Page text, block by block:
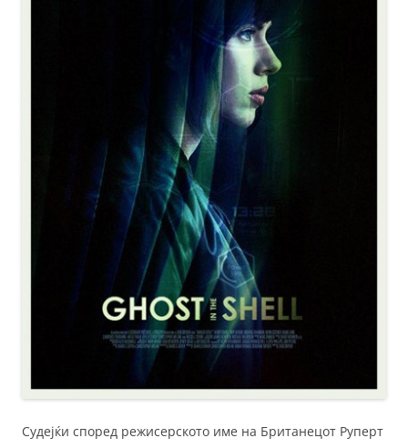
Судејќи според режисерското име на Британецот Руперт